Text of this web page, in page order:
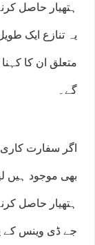
ہتھیار حاصل
یہ تنازع ایک
متعلق ان کا
گے۔
اگر سفارت
بھی موجود ہیں
ہتھیار حاصل
جے ڈی وینس کے